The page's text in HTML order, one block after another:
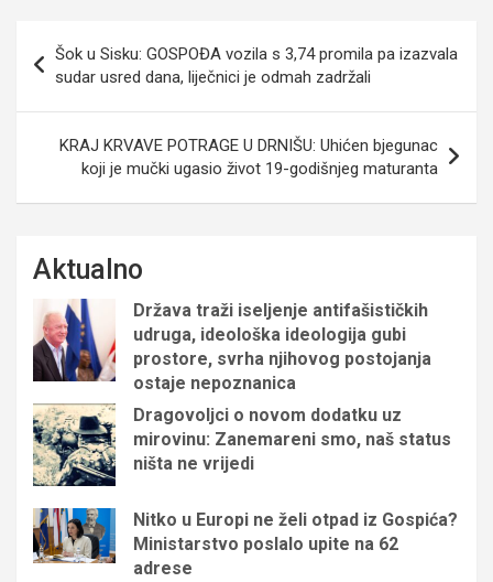
Navigacija
objava
Šok u Sisku: GOSPOĐA vozila s 3,74 promila pa izazvala
sudar usred dana, liječnici je odmah zadržali
KRAJ KRVAVE POTRAGE U DRNIŠU: Uhićen bjegunac
koji je mučki ugasio život 19-godišnjeg maturanta
Aktualno
Država traži iseljenje antifašističkih
udruga, ideološka ideologija gubi
prostore, svrha njihovog postojanja
ostaje nepoznanica
Dragovoljci o novom dodatku uz
mirovinu: Zanemareni smo, naš status
ništa ne vrijedi
Nitko u Europi ne želi otpad iz Gospića?
Ministarstvo poslalo upite na 62
adrese